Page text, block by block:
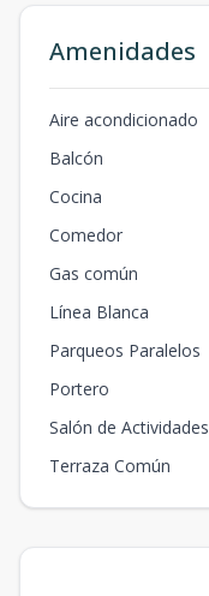
Amenidades
Aire acondicionado
Balcón
Cocina
Comedor
Gas común
Línea Blanca
Parqueos Paralelos
Portero
Salón de Actividades
Terraza Común